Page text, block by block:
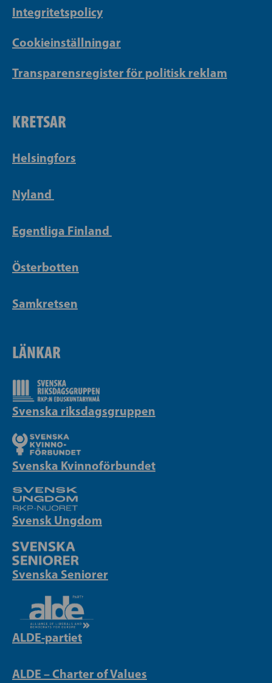
Integritetspolicy
Cookieinställningar
Transparensregister för politisk reklam
KRETSAR
Helsingfors
Nyland
Egentliga Finland
Österbotten
Samkretsen
LÄNKAR
Svenska riksdagsgruppen
Svenska Kvinnoförbundet
Svensk Ungdom
Svenska Seniorer
ALDE-partiet
ALDE – Charter of Values